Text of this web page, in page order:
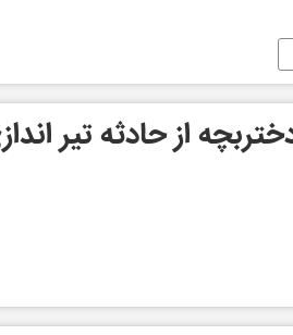
از حادثه تیر